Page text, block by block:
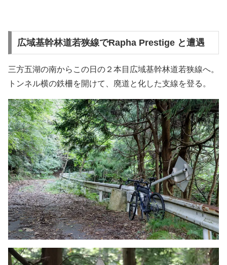
広域基幹林道若狭線でRapha Prestige と遭遇
三方五湖の南からこの日の２本目広域基幹林道若狭線へ。
トンネル横の鉄柵を開けて、廃道と化した支線を登る。